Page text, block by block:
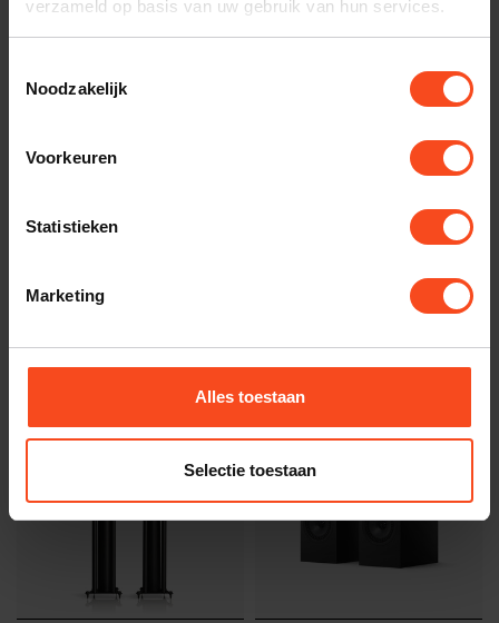
verzameld op basis van uw gebruik van hun services.
Noodzakelijk
Voorkeuren
Statistieken
Marketing
Alles toestaan
Selectie toestaan
€1.390,00
Driade Premium
Niet op voorraad